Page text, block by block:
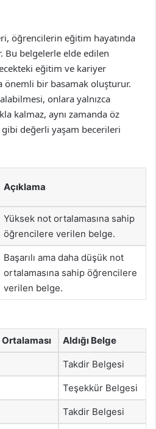
öğrencilerin eğitim hayatında
Bu belgelerle elde edilen
eğitim ve kariyer
önemli bir basamak oluşturur.
onlara yalnızca
kalmaz, aynı zamanda öz
değerli yaşam becerileri
Açıklama
Yüksek not ortalamasına sahip
öğrencilere verilen belge.
Başarılı ama daha düşük not
ortalamasına sahip öğrencilere
verilen belge.
Ortalaması Aldığı Belge
Takdir Belgesi
Teşekkür Belgesi
Takdir Belgesi